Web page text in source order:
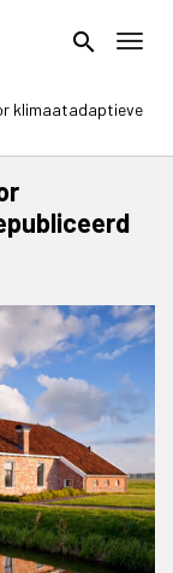
search
klimaatadaptieve